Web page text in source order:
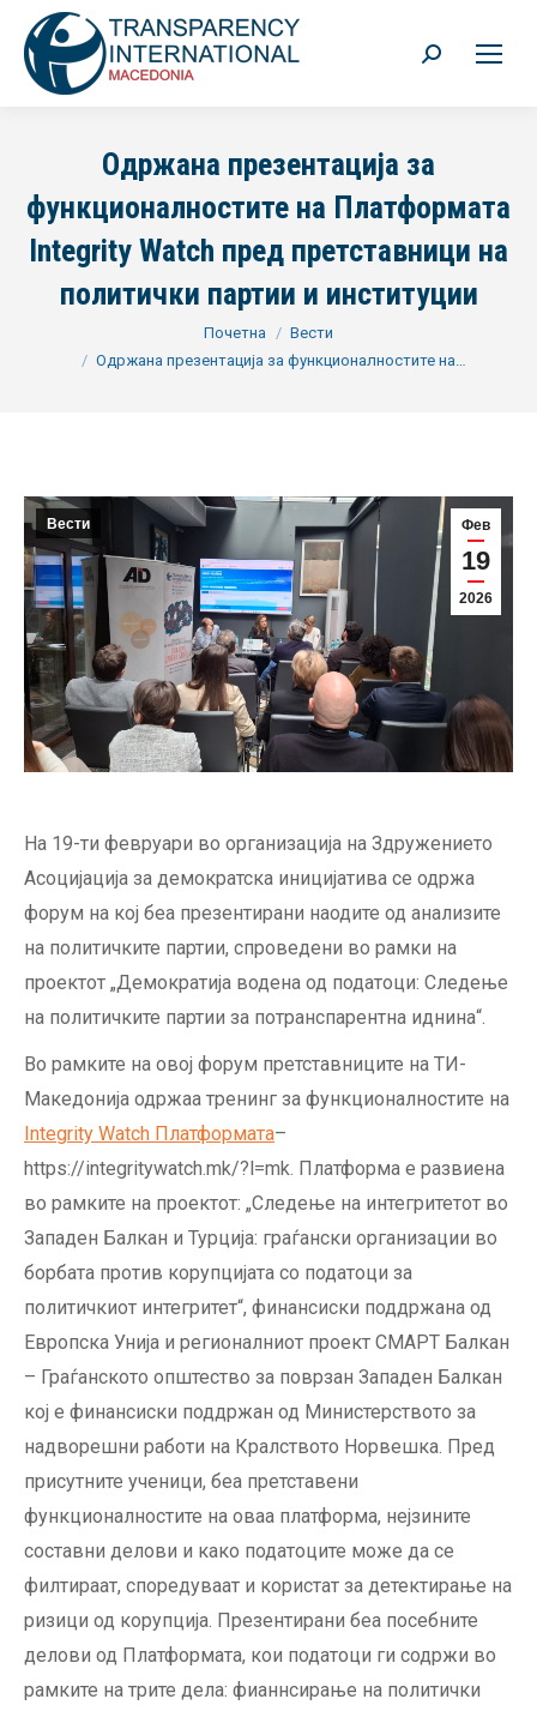
Search:
Одржана презентација за
функционалностите на Платформата
Integrity Watch пред претставници на
политички партии и институции
Почетна
Вести
Одржана презентација за функционалностите на…
Фев
19
2026
Вести
На 19-ти февруари во организација на Здружението
Асоцијација за демократска иницијатива се одржа
форум на кој беа презентирани наодите од анализите
на политичките партии, спроведени во рамки на
проектот „Демократија водена од податоци: Следење
на политичките партии за потранспарентна иднина“.
Во рамките на овој форум претставниците на ТИ-
Македонија одржаа тренинг за функционалностите на
Integrity Watch Платформата–
https://integritywatch.mk/?l=mk. Платформа е развиена
во рамките на проектот: „Следење на интегритетот во
Западен Балкан и Турција: граѓански организации во
борбата против корупцијата со податоци за
политичкиот интегритет“, финансиски поддржана од
Европска Унијa и регионалниот проект СМАРТ Балкан
– Граѓанското општество за поврзан Западен Балкан
кој е финансиски поддржан од Министерството за
надворешни работи на Кралството Норвешка. Пред
присутните ученици, беа претставени
функционалностите на оваа платформа, нејзините
составни делови и како податоците може да се
филтираат, споредуваат и користат за детектирање на
ризици од корупција. Презентирани беа посебните
делови од Платформата, кои податоци ги содржи во
рамките на трите дела: фианнсирање на политички